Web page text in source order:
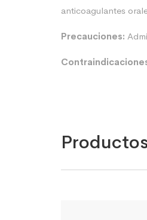
anticoagulantes
Precauciones: